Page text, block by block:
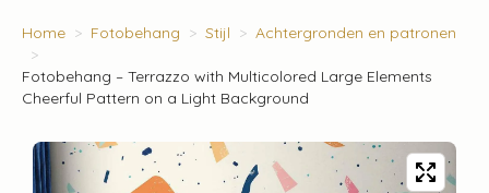
Home Fotobehang Stijl Achtergronden en patronen
Fotobehang – Terrazzo with Multicolored Large Elements
Cheerful Pattern on a Light Background